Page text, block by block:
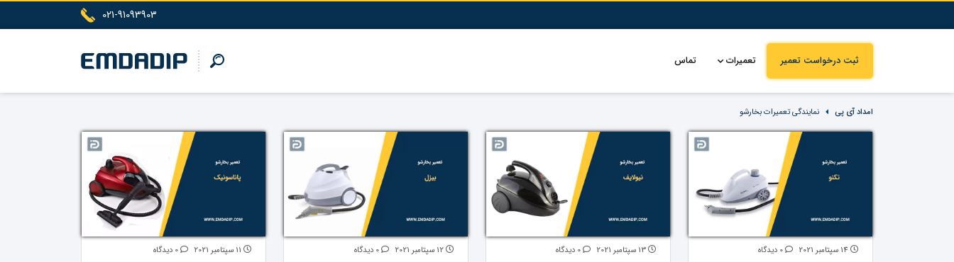
021-91093903
ثبت درخواست تعمیر تعمیرات تماس
امداد آی پی نمایندگی تعمیرات بخارشو